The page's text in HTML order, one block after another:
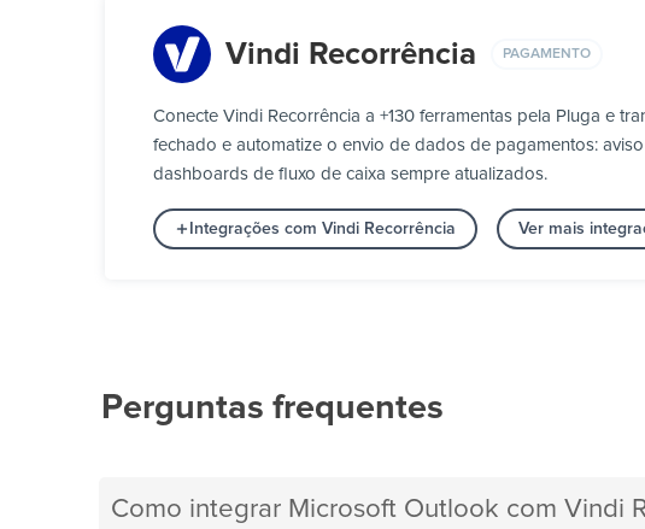
Vindi Recorrência PAGAMENTO
Conecte Vindi Recorrência a +130 ferramentas pela Pluga e
fechado e automatize o envio de dados de pagamentos:
dashboards de fluxo de caixa sempre atualizados.
Integrações com Vindi Recorrência Ver mais
Perguntas frequentes
Como integrar Microsoft Outlook com Vindi